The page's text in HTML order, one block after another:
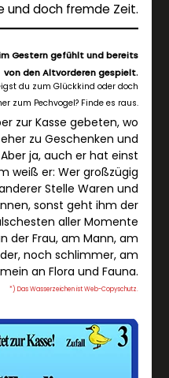
und doch fremde Zeit.
Gestern gefühlt und bereits
von den Altvorderen gespielt.
du zum Glückkind oder doch
zum Pechvogel? Finde es raus.
zur Kasse gebeten, wo
zu Geschenken und
ja, auch er hat einst
weiß er: Wer großzügig
Stelle Waren und
sonst geht ihm der
aller Momente
der Frau, am Mann, am
noch schlimmer, am
an Flora und Fauna.
*) Das Wasserzeichen ist Web-Copyschutz.